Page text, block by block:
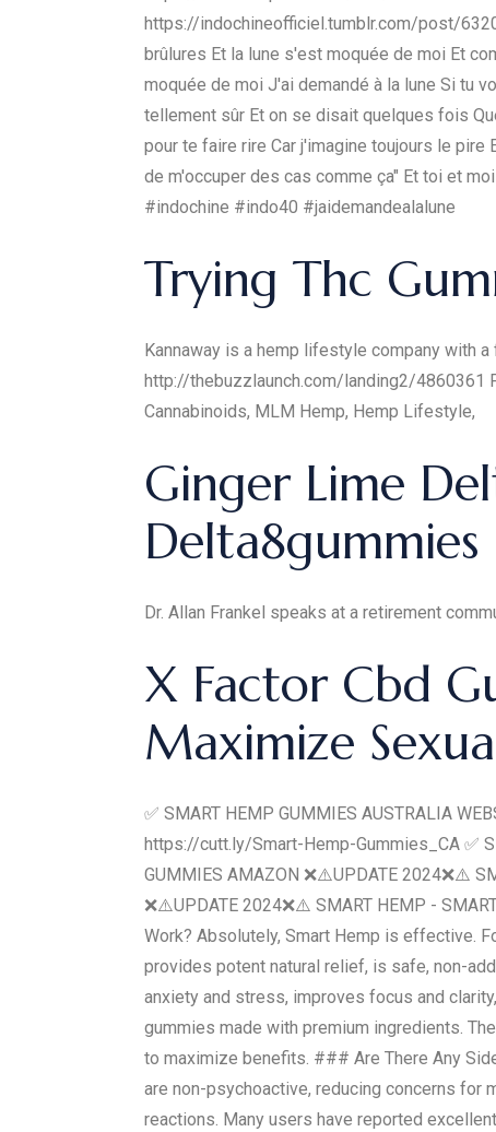
https://indochineofficiel.tumblr.com/post/
brûlures Et la lune s'est moquée de moi Et
moquée de moi J'ai demandé à la lune Si tu
tellement sûr Et on se disait quelques fois
pour te faire rire Car j'imagine toujours le
de m'occuper des cas comme ça" Et toi et
#indochine #indo40 #jaidemandealalune
Trying Thc
Kannaway is a hemp lifestyle company with
http://thebuzzlaunch.com/landing2/4860361
Cannabinoids, MLM Hemp, Hemp Lifestyle,
Ginger Lime
Delta8gummies
Dr. Allan Frankel speaks at a retirement
X Factor Cbd
Maximize
✅ SMART HEMP GUMMIES AUSTRALIA
https://cutt.ly/Smart-Hemp-Gummies_CA ✅
GUMMIES AMAZON ❌⚠️UPDATE 2024❌⚠️
❌⚠️UPDATE 2024❌⚠️ SMART HEMP -
Work? Absolutely, Smart Hemp is effective.
provides potent natural relief, is safe, non-
anxiety and stress, improves focus and
gummies made with premium ingredients.
to maximize benefits. ### Are There Any
are non-psychoactive, reducing concerns
reactions. Many users have reported